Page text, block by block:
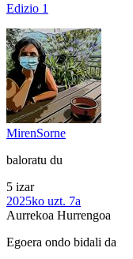
Edizio 1
MirenSorne
baloratu du
5 izar
2025ko uzt. 7a
Aurrekoa Hurrengoa
Egoera ondo bidali da